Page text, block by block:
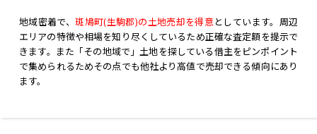
地域密着で、斑鳩町(生駒郡)の土地売却を得意 としています。周辺
エリアの特徴や相場を知り尽くしているため正確な査定額を提示で
きます。また「その地域で」土地を探している借主をピンポイント
で集められるためその点でも他社より高値で売却できる傾向にあり
ます。